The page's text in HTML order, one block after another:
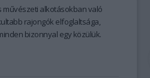
művészeti alkotásokban való
rajongók elfoglaltsága,
bizonnyal egy közülük.